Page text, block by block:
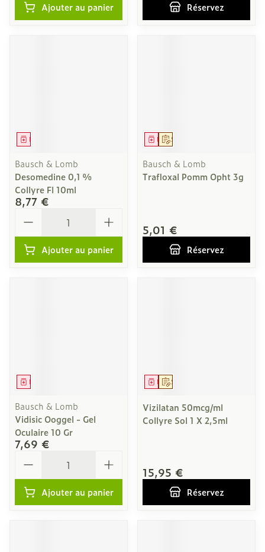
Ajouter au panier Réservez
Médicament
Bausch & Lomb
Desomedine 0,1 %
Collyre Fl 10ml
8,77 €
Ajouter au panier
Sur prescription
Médicament
Bausch & Lomb
Trafloxal Pomm Opht 3g
5,01 €
Réservez
Médicament
Bausch & Lomb
Vidisic Ooggel - Gel
Oculaire 10 Gr
7,69 €
Ajouter au panier
Sur prescription
Médicament
Vizilatan 50mcg/ml
Collyre Sol 1 X 2,5ml
15,95 €
Réservez